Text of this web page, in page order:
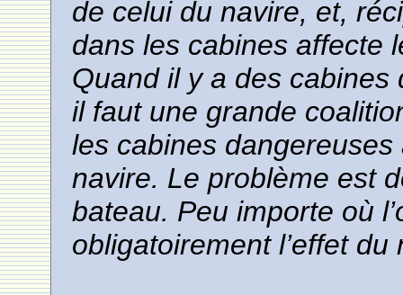
de celui du navire, et,
dans les cabines affecte
Quand il y a des
il faut une grande
les cabines
navire. Le problème est
bateau. Peu importe où
obligatoirement l’effet